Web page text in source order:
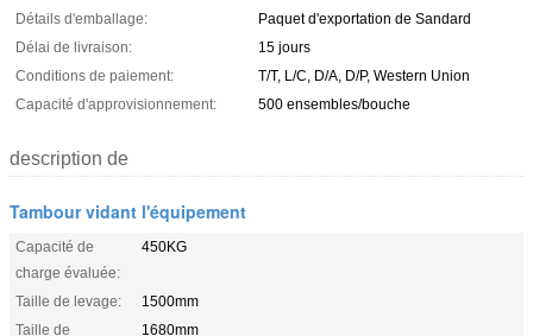
Détails d'emballage:
Paquet d'exportation de Sandard
Délai de livraison:
15 jours
Conditions de paiement:
T/T, L/C, D/A, D/P, Western Union
Capacité d'approvisionnement:
500 ensembles/bouche
description de
Tambour vidant l'équipement
Capacité de
charge évaluée:
450KG
Taille de levage:
1500mm
Taille de
1680mm